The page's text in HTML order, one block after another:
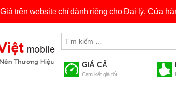
Giá trên website chỉ dành riêng cho Đại lý, Cửa
Tìm
GIÁ CẢ
Cam kết giá tốt